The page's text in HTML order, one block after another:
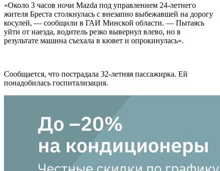
«Около 3 часов ночи Mazda под управлением 24-летнего
жителя Бреста столкнулась с внезапно выбежавшей на дорогу
косулей, — сообщили в ГАИ Минской области. — Пытаясь
уйти от наезда, водитель резко вывернул влево, но в
результате машина съехала в кювет и опрокинулась».
Сообщается, что пострадала 32-летняя пассажирка. Ей
понадобилась госпитализация.